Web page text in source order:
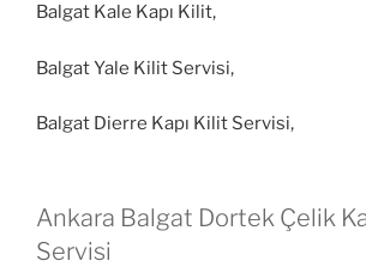
Balgat Kale Kapı Kilit,
Balgat Yale Kilit Servisi,
Balgat Dierre Kapı Kilit Servisi,
Ankara Balgat Dortek Çelik
Servisi